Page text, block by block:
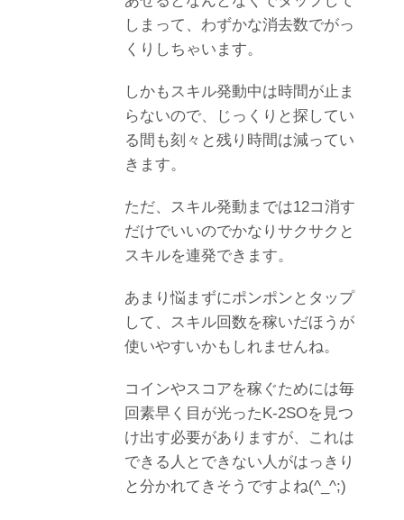
しまって、わずかな消去数でがっ
くりしちゃいます。
しかもスキル発動中は時間が止ま
らないので、じっくりと探してい
る間も刻々と残り時間は減ってい
きます。
ただ、スキル発動までは12コ消す
だけでいいのでかなりサクサクと
スキルを連発できます。
あまり悩まずにポンポンとタップ
して、スキル回数を稼いだほうが
使いやすいかもしれませんね。
コインやスコアを稼ぐためには毎
回素早く目が光ったK-2SOを見つ
け出す必要がありますが、これは
できる人とできない人がはっきり
と分かれてきそうですよね(^_^;)